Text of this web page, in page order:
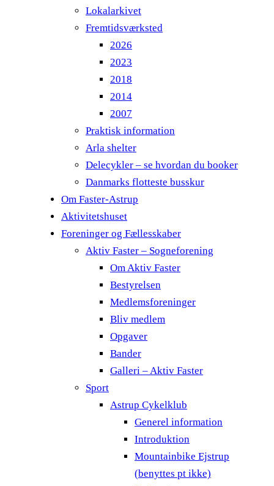
Lokalarkivet
Fremtidsværksted
2026
2023
2018
2014
2007
Praktisk information
Arla shelter
Delecykler – se hvordan du booker
Danmarks flotteste busskur
Om Faster-Astrup
Aktivitetshuset
Foreninger og Fællesskaber
Aktiv Faster – Sogneforening
Om Aktiv Faster
Bestyrelsen
Medlemsforeninger
Bliv medlem
Opgaver
Bander
Galleri – Aktiv Faster
Sport
Astrup Cykelklub
Generel information
Introduktion
Mountainbike Ejstrup
(benyttes pt ikke)